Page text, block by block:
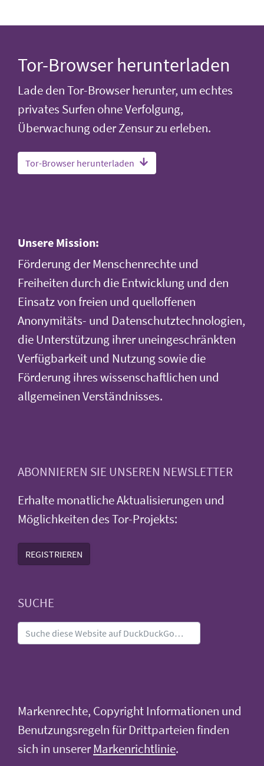
Tor-Browser herunterladen
Lade den Tor-Browser herunter, um echtes
privates Surfen ohne Verfolgung,
Überwachung oder Zensur zu erleben.
Tor-Browser herunterladen
Unsere Mission:
Förderung der Menschenrechte und
Freiheiten durch die Entwicklung und den
Einsatz von freien und quelloffenen
Anonymitäts- und Datenschutztechnologien,
die Unterstützung ihrer uneingeschränkten
Verfügbarkeit und Nutzung sowie die
Förderung ihres wissenschaftlichen und
allgemeinen Verständnisses.
ABONNIEREN SIE UNSEREN NEWSLETTER
Erhalte monatliche Aktualisierungen und
Möglichkeiten des Tor-Projekts:
REGISTRIEREN
SUCHE
Markenrechte, Copyright Informationen und
Benutzungsregeln für Drittparteien finden
sich in unsererMarkenrichtlinie.